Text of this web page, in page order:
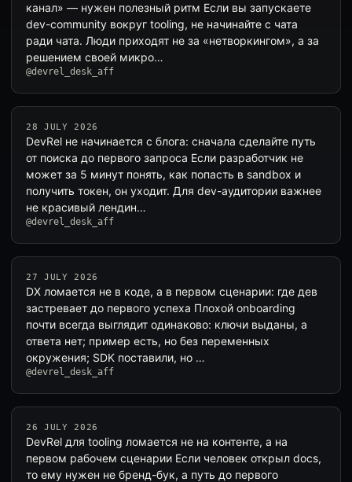
канал» — нужен полезный ритм Если вы запускаете
dev-community вокруг tooling, не начинайте с чата
ради чата. Люди приходят не за «нетворкингом», а за
решением своей микро…
@devrel_desk_aff
28 JULY 2026
DevRel не начинается с блога: сначала сделайте путь
от поиска до первого запроса Если разработчик не
может за 5 минут понять, как попасть в sandbox и
получить токен, он уходит. Для dev-аудитории важнее
не красивый лендин…
@devrel_desk_aff
27 JULY 2026
DX ломается не в коде, а в первом сценарии: где дев
застревает до первого успеха Плохой onboarding
почти всегда выглядит одинаково: ключи выданы, а
ответа нет; пример есть, но без переменных
окружения; SDK поставили, но …
@devrel_desk_aff
26 JULY 2026
DevRel для tooling ломается не на контенте, а на
первом рабочем сценарии Если человек открыл docs,
то ему нужен не бренд-бук, а путь до первого